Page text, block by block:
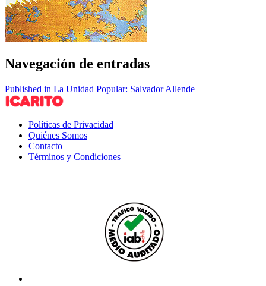
Navegación de entradas
Published in La Unidad Popular: Salvador Allende
Políticas de Privacidad
Quiénes Somos
Contacto
Términos y Condiciones